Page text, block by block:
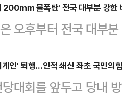
열린 2025 동아시아
전 일본과 경기서 전반
승골을 헌납하며 0-1
3연승을 거둔 일본
이날 패배로 한국은
200㎜ 물폭탄' 전국 대부분 강한
오후부터 전국 대부
지역을 중심으로는
.기상청에 따르면 이
아질 것으로 전망된다.
인' 퇴행…인적 쇄신 좌초 국민의
대회를 앞두고 당내